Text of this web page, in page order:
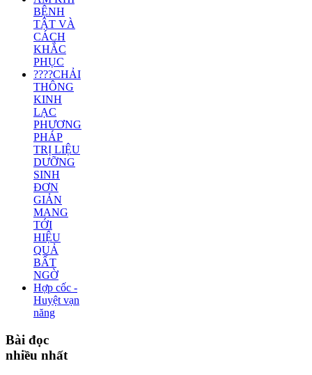
BỆNH
TẬT VÀ
CÁCH
KHẮC
PHỤC
????CHẢI
THÔNG
KINH
LẠC
PHƯƠNG
PHÁP
TRỊ LIỆU
DƯỠNG
SINH
ĐƠN
GIẢN
MANG
TỚI
HIỆU
QUẢ
BẤT
NGỜ
Hợp cốc -
Huyệt vạn
năng
Bài đọc
nhiều nhất